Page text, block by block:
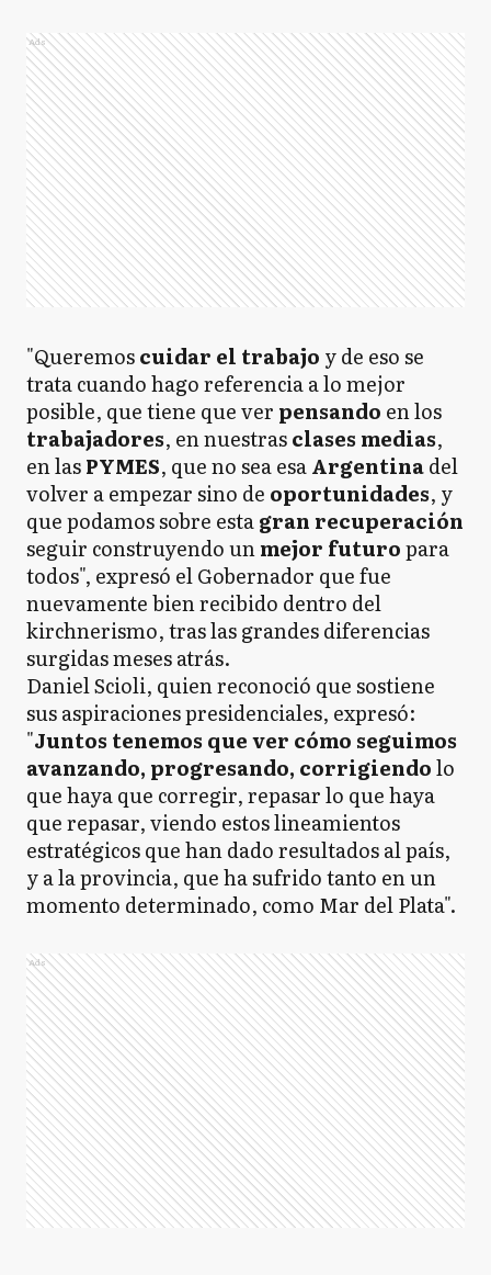
Ads
"Queremoscuidar el trabajo y de eso se
trata cuando hago referencia a lo mejor
posible, que tiene que ver pensando en los
trabajadores, en nuestrasclases medias,
en lasPYMES, que no sea esaArgentinadel
volver a empezar sino de oportunidades, y
que podamos sobre estagran recuperación
seguir construyendo unmejor futuropara
todos", expresó el Gobernador que fue
nuevamente bien recibido dentro del
kirchnerismo, tras las grandes diferencias
surgidas meses atrás.
Daniel Scioli, quien reconoció que sostiene
sus aspiraciones presidenciales, expresó:
"Juntos tenemos que ver cómo seguimos
avanzando, progresando, corrigiendolo
que haya que corregir, repasar lo que haya
que repasar, viendo estos lineamientos
estratégicos que han dado resultados al país,
y a la provincia, que ha sufrido tanto en un
momento determinado, como Mar del Plata".
Ads